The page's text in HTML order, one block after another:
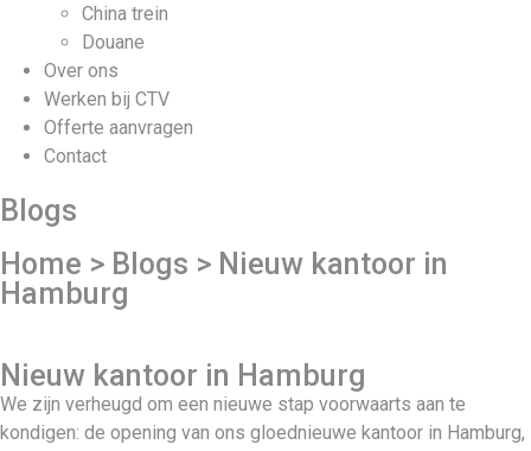
China trein
Douane
Over ons
Werken bij CTV
Offerte aanvragen
Contact
Blogs
Home > Blogs > Nieuw kantoor in
Hamburg
Nieuw kantoor in Hamburg
We zijn verheugd om een nieuwe stap voorwaarts aan te
kondigen: de opening van ons gloednieuwe kantoor in Hamburg,